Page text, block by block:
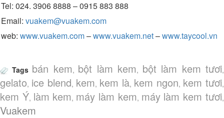
Tel: 024. 3906 8888 – 0915 883 888
Email: vuakem@vuakem.com
web: www.vuakem.com–www.vuakem.net–www.taycool.vn
Tags bán kem, bột làm kem, bột làm kem tươi,
gelato, ice blend, kem, kem là, kem ngon, kem tươi,
kem Ý, làm kem, máy làm kem, máy làm kem tươi,
Vuakem